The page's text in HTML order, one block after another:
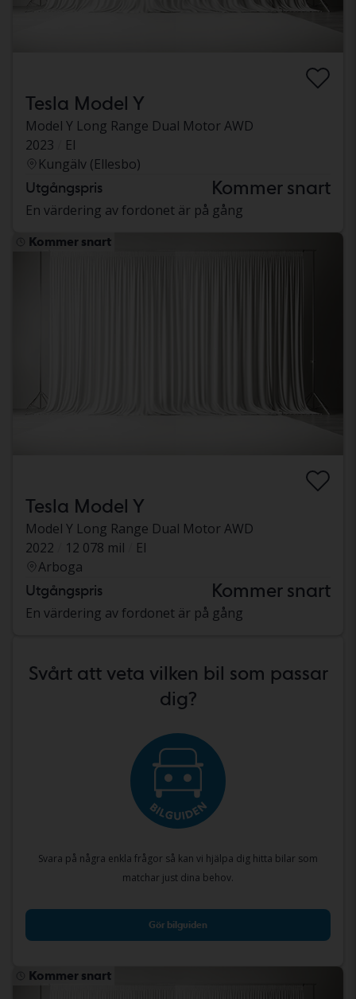
Tesla Model Y
Model Y Long Range Dual Motor AWD
2023
El
Kungälv (Ellesbo)
Utgångspris Kommer snart
En värdering av fordonet är på gång
Kommer snart
Tesla Model Y
Model Y Long Range Dual Motor AWD
2022
12 078 mil
El
Arboga
Utgångspris Kommer snart
En värdering av fordonet är på gång
Svårt att veta vilken bil som passar
dig?
Svara på några enkla frågor så kan vi hjälpa dig hitta bilar som
matchar just dina behov.
Gör bilguiden
Kommer snart